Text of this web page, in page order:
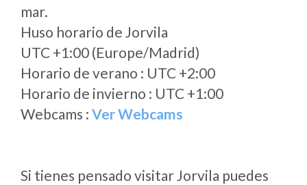
mar.
Huso horario de Jorvila
UTC +1:00 (Europe/Madrid)
Horario de verano : UTC +2:00
Horario de invierno : UTC +1:00
Webcams : Ver Webcams
Si tienes pensado visitar Jorvila puedes